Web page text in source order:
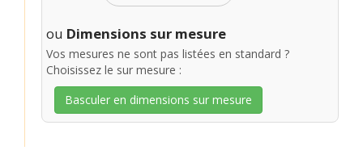
ou Dimensions sur mesure
Vos mesures ne sont pas listées en standard ?
Choisissez le sur mesure :
Basculer en dimensions sur mesure